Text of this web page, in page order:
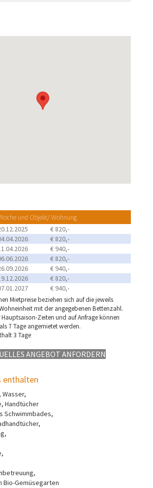
und Objekt/ Wohnung
€ 820,-
€ 820,-
€ 940,-
€ 820,-
€ 940,-
€ 820,-
€ 940,-
Mietpreise beziehen sich auf die jeweils
mit der angegebenen Bettenzahl.
Zeiten und auf Anfrage können
7 Tage angemietet werden.
3 Tage
ANGEBOT ANFORDERN
enthalten
Wasser,
Handtücher
Schwimmbades,
Bio-Gemüsegarten